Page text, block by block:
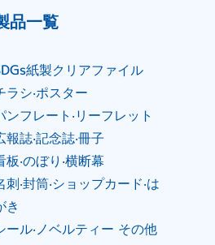
品⼀覧
紙製クリアファイル
ラシ‧ポスター
ンフレート‧リーフレット
報誌‧記念誌‧冊⼦
板‧のぼり‧横断幕
刺‧封筒‧ショップカード‧は
き
ール‧ノベルティー その他